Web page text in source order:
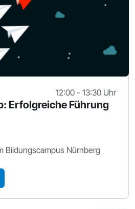
12:00 - 13:30 Uhr
Erfolgreiche Führung
Bildungscampus Nürnberg